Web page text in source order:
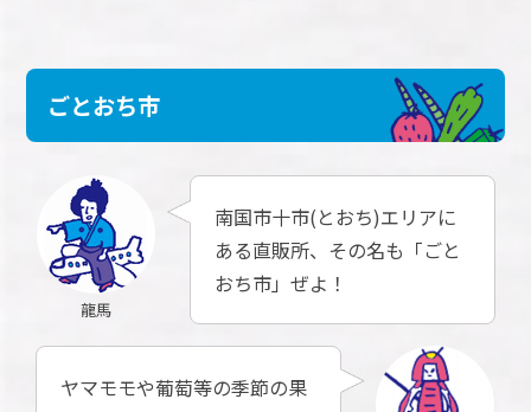
ごとおち市
龍馬
南国市十市(とおち)エリアに
ある直販所、その名も「ごと
おち市」ぜよ！
ヤマモモや葡萄等の季節の果